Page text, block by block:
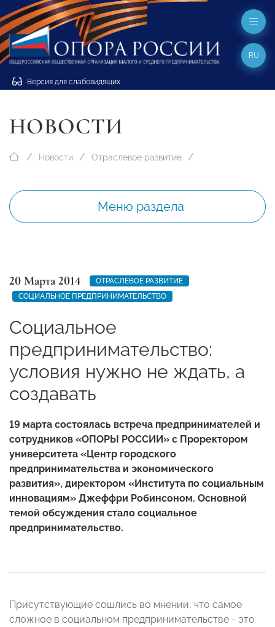
Версия для слабовидящих
RU
НОВОСТИ
Новости Отраслевое развитие
Меню раздела
20 Марта 2014
ОТРАСЛЕВОЕ РАЗВИТИЕ
СОЦИАЛЬНОЕ ПРЕДПРИНИМАТЕЛЬСТВО
Социальное
предпринимательство:
условия нужно не ждать, а
создавать
19 марта состоялась встреча предпринимателей и
сотрудников «ОПОРЫ РОССИИ» с Проректором
университета «Центр городского
предпринимательства и экономического
развития», директором «Института по социальным
инновациям» Джеффри Робинсоном. Основной
темой обсуждения стало социальное
предпринимательство.
Присутствующие сошлись во мнении, что самое
сложное в социальном предпринимательстве - это